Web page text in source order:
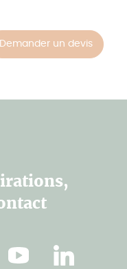
Demander un devis
Youtube